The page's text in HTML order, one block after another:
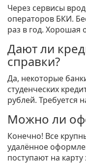
Через сервисы
операторов БКИ.
раз в год.
Дают ли
справки?
Да, некоторые
студенческих
рублей. Требуется
Можно ли
Конечно! Все
удалённое
поступают на карту